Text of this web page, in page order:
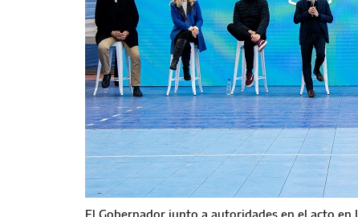
El Gobernador junto a autoridades en el acto en